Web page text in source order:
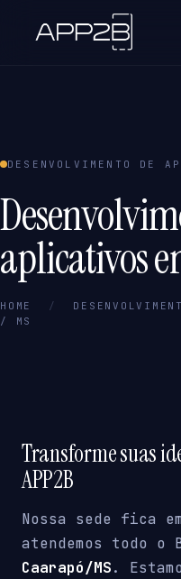
DESENVOLVIMENTO DE
aplicativos
HOME /
/ MS
Transforme suas
APP2B
Nossa sede fica
atendemos todo
Caarapó/MS.